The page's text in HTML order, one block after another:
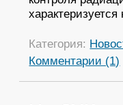
Категория:
Комментарии (1)